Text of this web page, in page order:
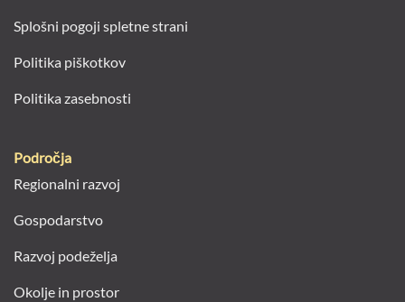
Splošni pogoji spletne strani
Politika piškotkov
Politika zasebnosti
Področja
Regionalni razvoj
Gospodarstvo
Razvoj podeželja
Okolje in prostor